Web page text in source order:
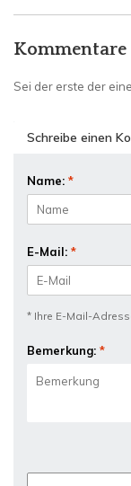
Kommentare
Sei der erste der
Schreibe einen
Name: *
E-Mail: *
* Ihre E-Mail-
Bemerkung: *